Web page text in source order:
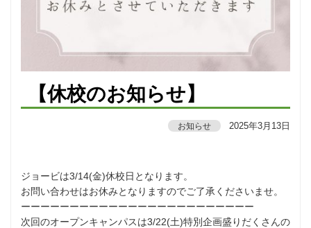
【休校のお知らせ】
お知らせ 2025年3月13日
ジョービは3/14(金)休校日となります。
お問い合わせはお休みとなりますのでご了承くださいませ。
ーーーーーーーーーーーーーーーーーーーーーーーー
次回のオープンキャンパスは3/22(土)特別企画盛りだくさんの